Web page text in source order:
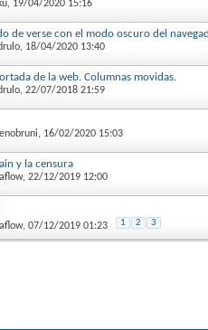
, 19/04/2020 15:16
de verse con el modo oscuro del
, 18/04/2020 13:40
de la web. Columnas movidas.
, 22/07/2018 21:59
, 16/02/2020 15:03
y la censura
, 22/12/2019 12:00
, 07/12/2019 01:23 1 2 3